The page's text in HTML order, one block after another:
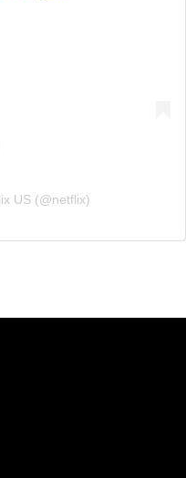
US (@netflix)